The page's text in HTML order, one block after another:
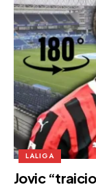
LALIGA
Jovic